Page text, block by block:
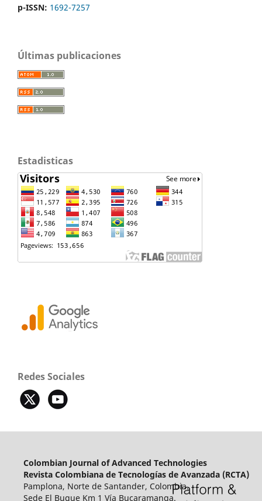
p-ISSN: 1692-7257
Últimas publicaciones
Estadisticas
Redes Sociales
Colombian Journal of Advanced Technologies
Revista Colombiana de Tecnologías de Avanzada (RCTA)
Pamplona, Norte de Santander, Colombia.
Sede El Buque Km 1 Vía Bucaramanga.